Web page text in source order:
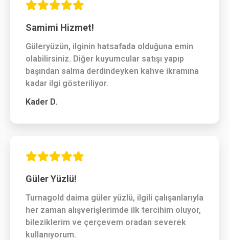
Samimi Hizmet!
Güleryüzün, ilginin hatsafada olduğuna emin
olabilirsiniz. Diğer kuyumcular satışı yapıp
başından salma derdindeyken kahve ikramına
kadar ilgi gösteriliyor.
Kader D.
Güler Yüzlü!
Turnagold daima güler yüzlü, ilgili çalışanlarıyla
her zaman alışverişlerimde ilk tercihim oluyor,
bileziklerim ve çerçevem oradan severek
kullanıyorum.